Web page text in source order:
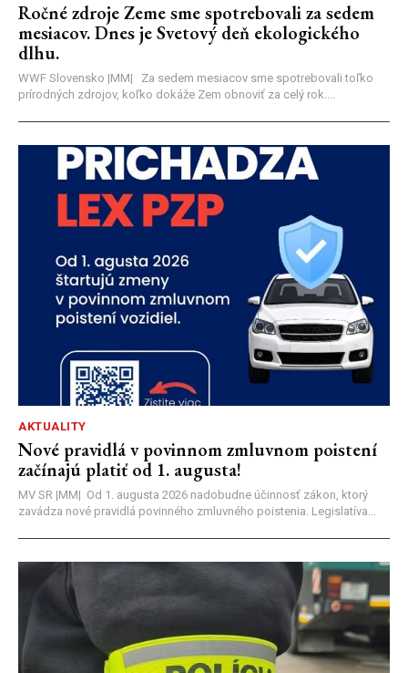
Ročné zdroje Zeme sme spotrebovali za sedem
mesiacov. Dnes je Svetový deň ekologického
dlhu.
WWF Slovensko |MM| Za sedem mesiacov sme spotrebovali toľko
prírodných zdrojov, koľko dokáže Zem obnoviť za celý rok....
AKTUALITY
Nové pravidlá v povinnom zmluvnom poistení
začínajú platiť od 1. augusta!
MV SR |MM| Od 1. augusta 2026 nadobudne účinnosť zákon, ktorý
zavádza nové pravidlá povinného zmluvného poistenia. Legislatíva...